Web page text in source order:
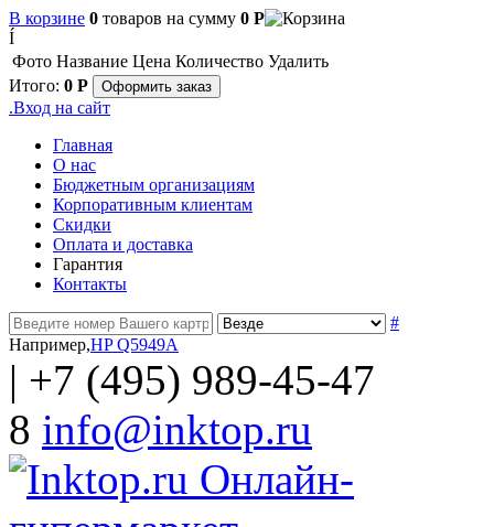
В корзине 0 товаров на сумму 0 Р
Í
Фото Название Цена Количество Удалить
Итого: 0 Р Оформить заказ
.Вход на сайт
Главная
О нас
Бюджетным организациям
Корпоративным клиентам
Скидки
Оплата и доставка
Гарантия
Контакты
#
Например,HP Q5949A
| +7 (495) 989-45-47
8 info@inktop.ru